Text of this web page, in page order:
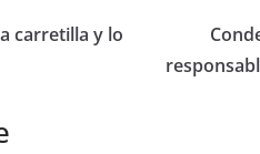
carretilla y lo